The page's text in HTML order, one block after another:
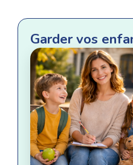
Garder vos